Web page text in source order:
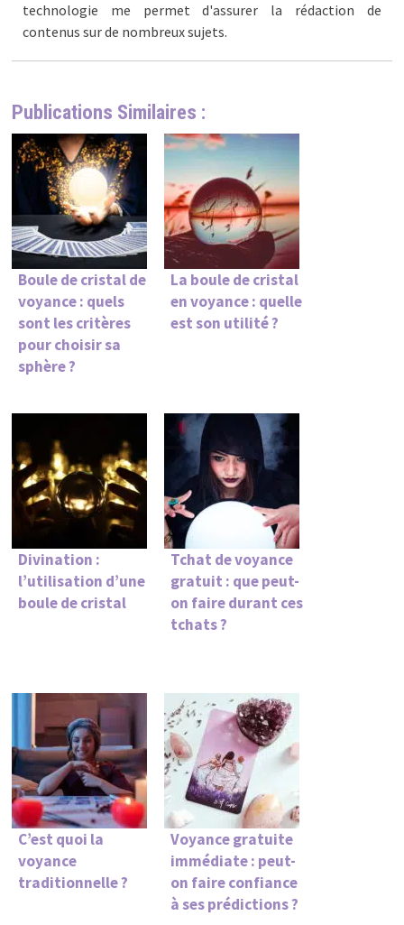
technologie me permet d'assurer la rédaction de
contenus sur de nombreux sujets.
Publications Similaires :
Boule de cristal de
voyance : quels
sont les critères
pour choisir sa
sphère ?
La boule de cristal
en voyance : quelle
est son utilité ?
Divination :
l’utilisation d’une
boule de cristal
Tchat de voyance
gratuit : que peut-
on faire durant ces
tchats ?
C’est quoi la
voyance
traditionnelle ?
Voyance gratuite
immédiate : peut-
on faire confiance
à ses prédictions ?